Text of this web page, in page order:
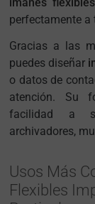
perfectamente a
Gracias a las
puedes diseñar
o datos de
atención. Su
facilidad a
archivadores,
Usos Más
Flexibles